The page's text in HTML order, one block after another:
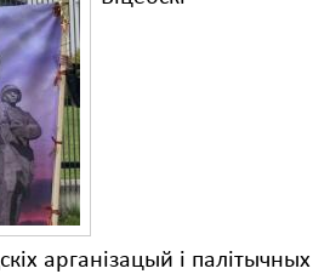
арганізацый і палітычных